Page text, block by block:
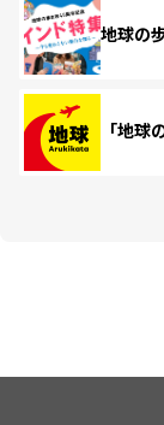
地球の
「地